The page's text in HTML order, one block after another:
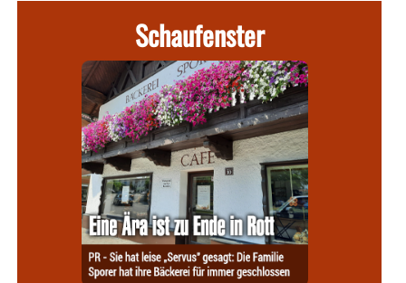
Schaufenster